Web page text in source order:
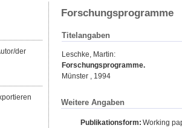
der
Forschungsprogramme
Titelangaben
Leschke, Martin:
Forschungsprogramme.
Münster , 1994
Weitere Angaben
Publikationsform: Working